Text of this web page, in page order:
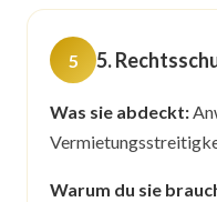
5.
Was sie abdeckt:
Warum du sie